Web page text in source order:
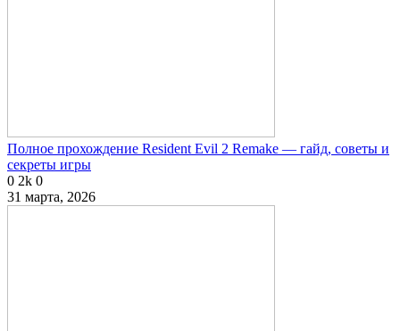
Полное прохождение Resident Evil 2 Remake — гайд, советы и
секреты игры
0 2k 0
31 марта, 2026